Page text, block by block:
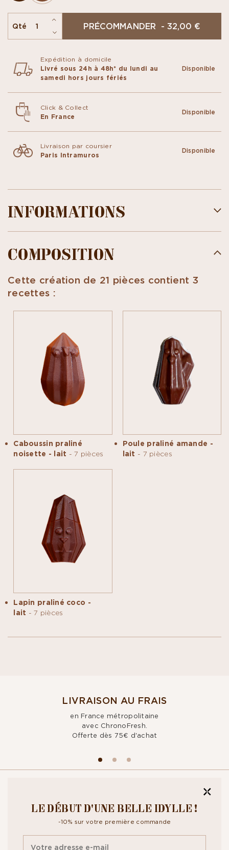
Qté PRÉCOMMANDER - 32,00 €
Expédition à domicile
Livré sous 24h à 48h* du lundi au
samedi hors jours fériés
Disponible
Click & Collect
En France
Disponible
Livraison par coursier
Paris Intramuros
Disponible
INFORMATIONS
COMPOSITION
Cette création de 21 pièces contient 3
recettes :
Caboussin praliné
noisette - lait - 7 pièces
Poule praliné amande -
lait - 7 pièces
Lapin praliné coco -
lait - 7 pièces
LIVRAISON AU FRAIS
en France métropolitaine
avec ChronoFresh.
Offerte dès 75€ d'achat
LE DÉBUT D'UNE BELLE IDYLLE !
-10% sur votre première commande
CROQUEZ NOTRE
NEWSLETTER